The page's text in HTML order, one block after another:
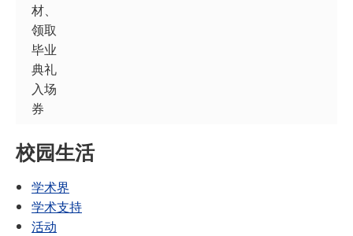
材、
领取
毕业
典礼
入场
券
校园生活
学术界
学术支持
活动